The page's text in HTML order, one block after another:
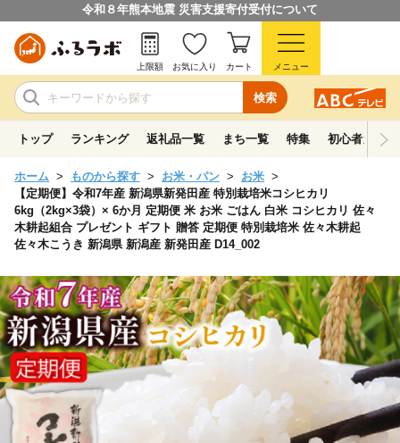
令和８年熊本地震 災害支援寄付受付について
検索
上限額 お気に入り カート メニュー
トップ ランキング 返礼品一覧 まち一覧 特集 初心者ガイド
ホーム ものから探す お米・パン
お米
【定期便】令和7年産 新潟県新発田産 特別栽培米コシヒカリ
6kg（2kg×3袋）× 6か月 定期便 米 お米 ごはん 白米 コシヒカリ 佐々
木耕起組合 プレゼント ギフト 贈答 定期便 特別栽培米 佐々木耕起
佐々木こうき 新潟県 新潟産 新発田産 D14_002